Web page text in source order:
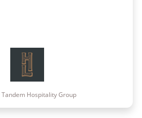
Hospitality Group